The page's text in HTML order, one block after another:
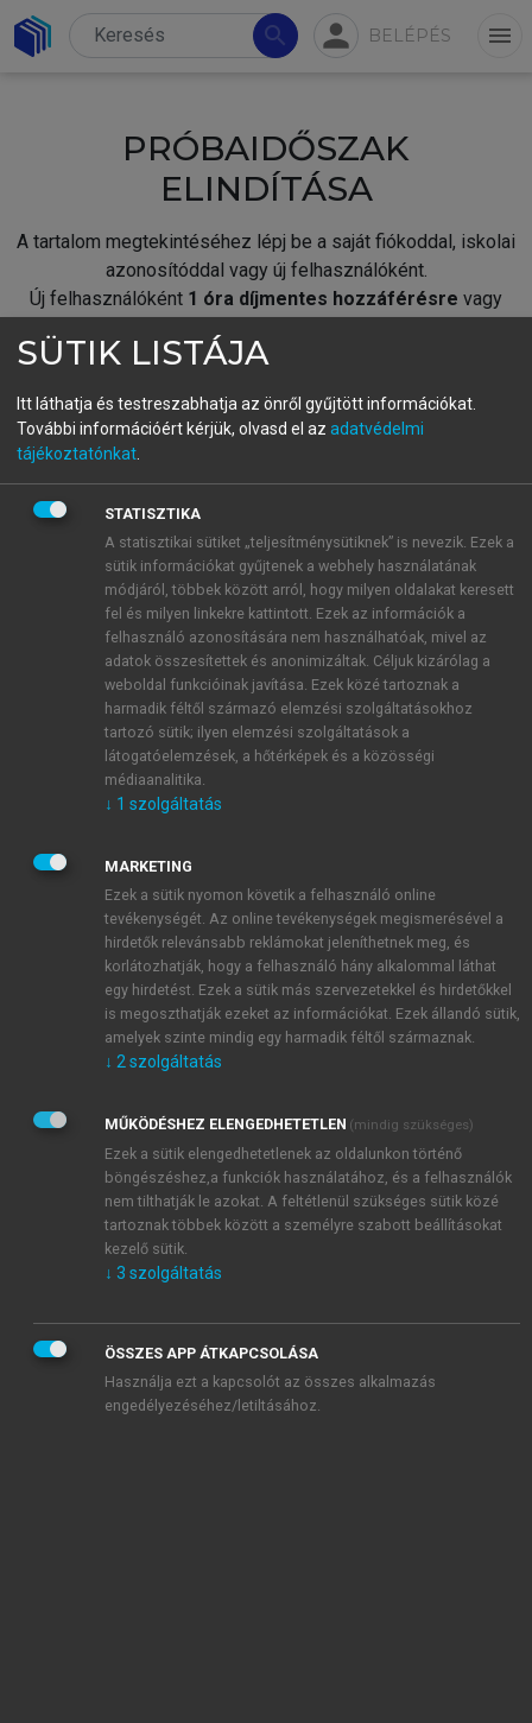
search person BELÉPÉS menu
PRÓBAIDŐSZAK
ELINDÍTÁSA
A tartalom megtekintéséhez lépj be a saját fiókoddal, iskolai
azonosítóddal vagy új felhasználóként.
Új felhasználóként 1 óra díjmentes hozzáférésre vagy
fiókoddal,vagy hozz létre új fiókot.
A regisztráció után apróbaidőszakautomatikusan
BELÉPÉS SAJÁT FIÓKKAL
ÚJ FIÓK LÉTREHOZÁSA
1 óra díjmentes hozzáférés
E-MAIL-CÍM
JELSZÓ
JELSZÓ ÚJRA
Kérek értesítést a MeRSZ újdonságairól, akcióiról.
Kérek értesítést az Akadémiai Kiadó Zrt. újdonságairól,
Adatkezelési tájékoztatóbanfoglaltakat tudomásul
veszem és elfogadom.
Általános vásárlási feltételeket, valamint a szotar.netés a
mersz.huoldalak licencszerződéseiben foglaltakat
tudomásul veszem és elfogadom.
KIPRÓBÁLOM
SÜTIK LISTÁJA
Itt láthatja és testreszabhatja az önről gyűjtött információkat.
További információért kérjük, olvasd el az adatvédelmi
tájékoztatónkat
STATISZTIKA
A statisztikai sütiket „teljesítménysütiknek” is nevezik. Ezek a
sütik információkat gyűjtenek a webhely használatának
módjáról, többek között arról, hogy milyen oldalakat keresett
fel és milyen linkekre kattintott. Ezek az információk a
felhasználó azonosítására nem használhatóak, mivel az
adatok összesítettek és anonimizáltak. Céljuk kizárólag a
weboldal funkcióinak javítása. Ezek közé tartoznak a
harmadik féltől származó elemzési szolgáltatásokhoz
tartozó sütik; ilyen elemzési szolgáltatások a
látogatóelemzések, a hőtérképek és a közösségi
médiaanalitika.
↓ 1 szolgáltatás
MARKETING
Ezek a sütik nyomon követik a felhasználó online
tevékenységét. Az online tevékenységek megismerésével a
hirdetők relevánsabb reklámokat jeleníthetnek meg, és
korlátozhatják, hogy a felhasználó hány alkalommal láthat
egy hirdetést. Ezek a sütik más szervezetekkel és hirdetőkkel
is megoszthatják ezeket az információkat. Ezek állandó sütik,
amelyek szinte mindig egy harmadik féltől származnak.
↓ 2 szolgáltatás
MŰKÖDÉSHEZ ELENGEDHETETLEN (mindig szükséges)
Ezek a sütik elengedhetetlenek az oldalunkon történő
böngészéshez,a funkciók használatához, és a felhasználók
nem tilthatják le azokat. A feltétlenül szükséges sütik közé
tartoznak többek között a személyre szabott beállításokat
kezelő sütik.
↓ 3 szolgáltatás
ÖSSZES APP ÁTKAPCSOLÁSA
Használja ezt a kapcsolót az összes alkalmazás
engedélyezéséhez/letiltásához.